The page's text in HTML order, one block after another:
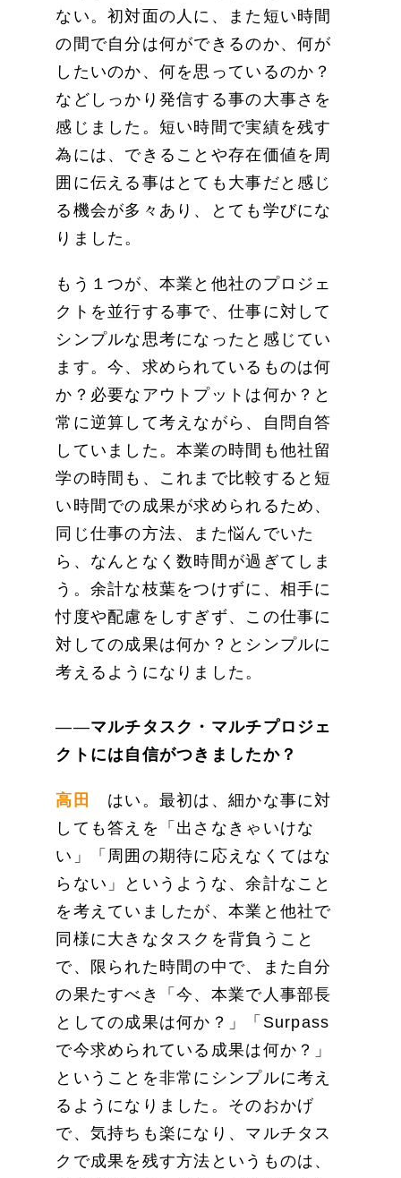
ない。初対面の人に、また短い時間
の間で自分は何ができるのか、何が
したいのか、何を思っているのか？
などしっかり発信する事の大事さを
感じました。短い時間で実績を残す
為には、できることや存在価値を周
囲に伝える事はとても大事だと感じ
る機会が多々あり、とても学びにな
りました。
もう１つが、本業と他社のプロジェ
クトを並行する事で、仕事に対して
シンプルな思考になったと感じてい
ます。今、求められているものは何
か？必要なアウトプットは何か？と
常に逆算して考えながら、自問自答
していました。本業の時間も他社留
学の時間も、これまで比較すると短
い時間での成果が求められるため、
同じ仕事の方法、また悩んでいた
ら、なんとなく数時間が過ぎてしま
う。余計な枝葉をつけずに、相手に
忖度や配慮をしすぎず、この仕事に
対しての成果は何か？とシンプルに
考えるようになりました。
――マルチタスク・マルチプロジェ
クトには自信がつきましたか？
高田
はい。最初は、細かな事に対
しても答えを「出さなきゃいけな
い」「周囲の期待に応えなくてはな
らない」というような、余計なこと
を考えていましたが、本業と他社で
同様に大きなタスクを背負うこと
で、限られた時間の中で、また自分
の果たすべき「今、本業で人事部長
としての成果は何か？」「Surpass
で今求められている成果は何か？」
ということを非常にシンプルに考え
るようになりました。そのおかげ
で、気持ちも楽になり、マルチタス
クで成果を残す方法というものは、